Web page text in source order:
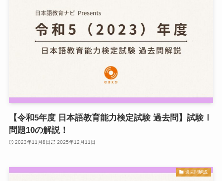
【令和5年度 日本語教育能力検定試験 過去問】試験Ⅰ
問題10の解説！
2023年11月8日 2025年12月11日
過去問解説